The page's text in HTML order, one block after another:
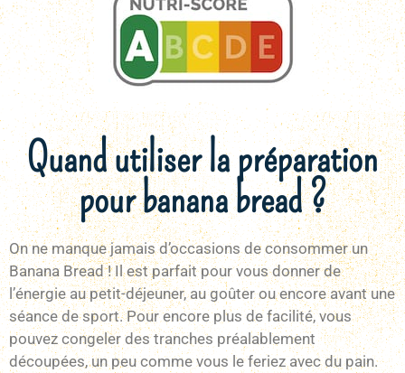
Quand utiliser la préparation
pour banana bread ?
On ne manque jamais d’occasions de consommer un
Banana Bread ! Il est parfait pour vous donner de
l’énergie au petit-déjeuner, au goûter ou encore avant une
séance de sport. Pour encore plus de facilité, vous
pouvez congeler des tranches préalablement
découpées, un peu comme vous le feriez avec du pain.